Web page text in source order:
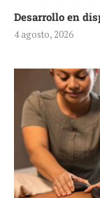
Desarrollo en
4 agosto, 2026